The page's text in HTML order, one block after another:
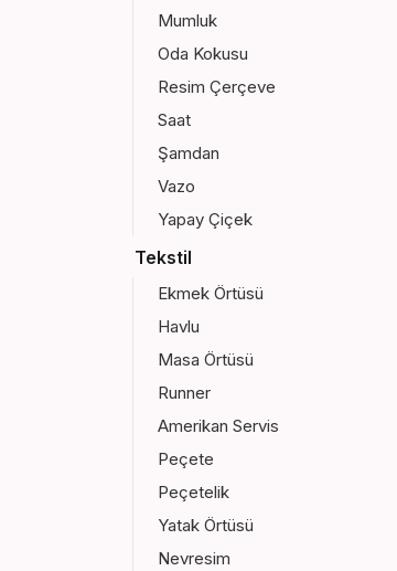
Mumluk
Oda Kokusu
Resim Çerçeve
Saat
Şamdan
Vazo
Yapay Çiçek
Tekstil
Ekmek Örtüsü
Havlu
Masa Örtüsü
Runner
Amerikan Servis
Peçete
Peçetelik
Yatak Örtüsü
Nevresim